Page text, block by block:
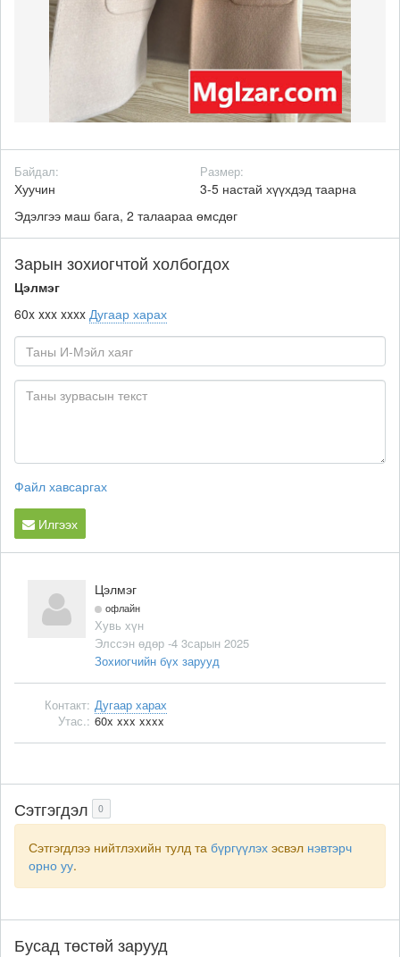
Байдал:
Хуучин
Размер:
3-5 настай хүүхдэд таарна
Эдэлгээ маш бага, 2 талаараа өмсдөг
Зарын зохиогчтой холбогдох
Цэлмэг
60x xxx xxxx Дугаар харах
Файл хавсаргах
Илгээх
Цэлмэг
офлайн
Хувь хүн
Элссэн өдөр -4 3сарын 2025
Зохиогчийн бүх зарууд
Контакт: Дугаар харах
Утас.: 60x xxx xxxx
Сэтгэгдэл 0
Сэтгэгдлээ нийтлэхийн тулд та бүргүүлэх эсвэл нэвтэрч
орно уу.
Бусад төстөй зарууд